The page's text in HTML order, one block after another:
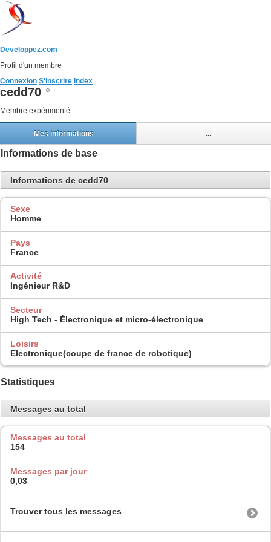
Developpez.com
Profil d'un membre
Connexion S'inscrire Index
cedd70
Membre expérimenté
Mes informations ...
Informations de base
Informations de cedd70
Sexe
Homme
Pays
France
Activité
Ingénieur R&D
Secteur
High Tech - Électronique et micro-électronique
Loisirs
Electronique(coupe de france de robotique)
Statistiques
Messages au total
Messages au total
154
Messages par jour
0,03
Trouver tous les messages